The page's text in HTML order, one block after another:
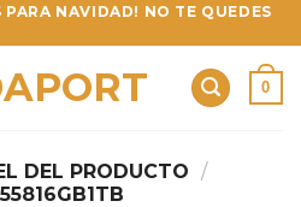
NAVIDAD! NO TE QUEDES
0
DEL PRODUCTO /